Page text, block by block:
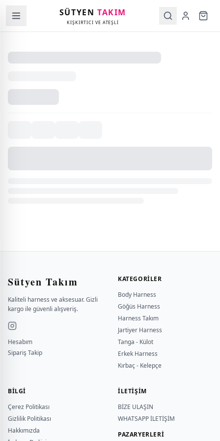
SÜTYENTAKIM
KIŞKIRTICI VE ATEŞLİ
Sütyen Takım
Kaliteli harness ve aksesuar. Gizli
kargo ile güvenli alışveriş.
Hesabım
Sipariş Takip
KATEGORILER
Body Harness
Göğüs Harness
Harness Takım
Jartiyer Harness
Tanga - Külot
Erkek Harness
Kırbaç - Kelepçe
BILGI
Çerez Politikası
Gizlilik Politikası
Hakkımızda
İLETİŞİM
BİZE ULAŞIN
WHATSAPP İLETİŞİM
PAZARYERLERİ